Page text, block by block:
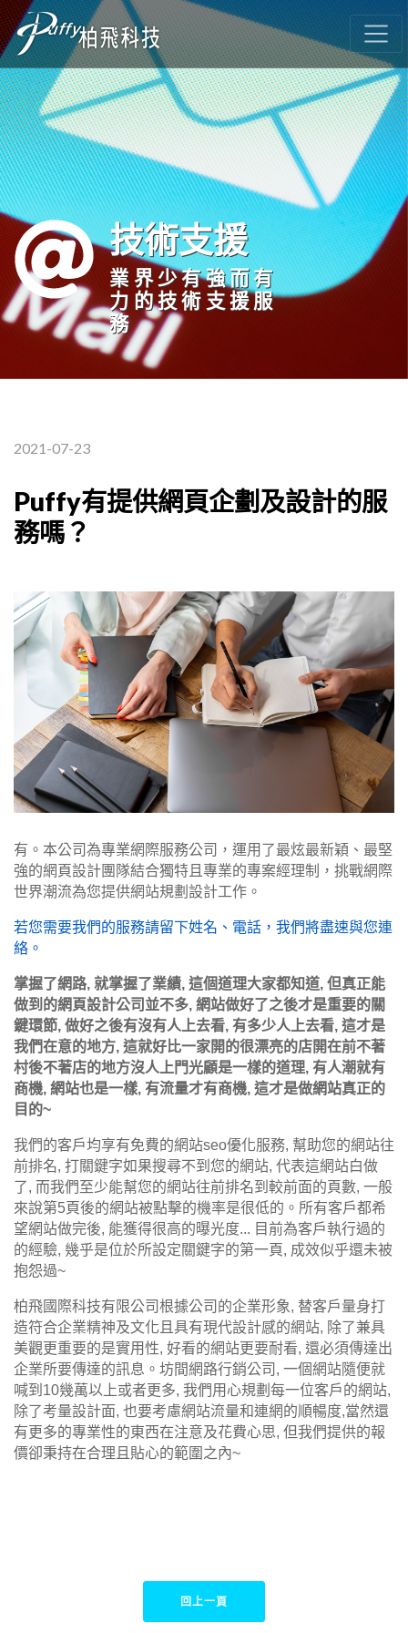
技術支援
業界少有強而有
力的技術支援服
務
2021-07-23
Puffy有提供網頁企劃及設計的服
務嗎？
有。本公司為專業網際服務公司，運用了最炫最新穎、最堅
強的網頁設計團隊結合獨特且專業的專案經理制，挑戰網際
世界潮流為您提供網站規劃設計工作。
若您需要我們的服務請留下姓名、電話，我們將盡速與您連
絡。
掌握了網路, 就掌握了業績, 這個道理大家都知道, 但真正能
做到的網頁設計公司並不多, 網站做好了之後才是重要的關
鍵環節, 做好之後有沒有人上去看, 有多少人上去看, 這才是
我們在意的地方, 這就好比一家開的很漂亮的店開在前不著
村後不著店的地方沒人上門光顧是一樣的道理, 有人潮就有
商機, 網站也是一樣, 有流量才有商機, 這才是做網站真正的
目的~
我們的客戶均享有免費的網站seo優化服務, 幫助您的網站往
前排名, 打關鍵字如果搜尋不到您的網站, 代表這網站白做
了, 而我們至少能幫您的網站往前排名到較前面的頁數, 一般
來說第5頁後的網站被點擊的機率是很低的。所有客戶都希
望網站做完後, 能獲得很高的曝光度... 目前為客戶執行過的
的經驗, 幾乎是位於所設定關鍵字的第一頁, 成效似乎還未被
抱怨過~
柏飛國際科技有限公司根據公司的企業形象, 替客戶量身打
造符合企業精神及文化且具有現代設計感的網站, 除了兼具
美觀更重要的是實用性, 好看的網站更要耐看, 還必須傳達出
企業所要傳達的訊息。坊間網路行銷公司, 一個網站隨便就
喊到10幾萬以上或者更多, 我們用心規劃每一位客戶的網站,
除了考量設計面, 也要考慮網站流量和連網的順暢度,當然還
有更多的專業性的東西在注意及花費心思, 但我們提供的報
價卻秉持在合理且貼心的範圍之內~